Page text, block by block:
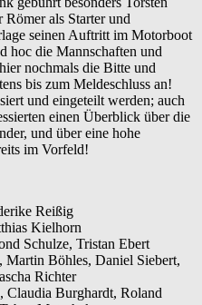
Römer als Starter und
seinen Auftritt im Motorboot
hoc die Mannschaften und
nochmals die Bitte und
bis zum Meldeschluss an!
und eingeteilt werden; auch
einen Überblick über die
und über eine hohe
im Vorfeld!
Reißig
Kielhorn
Schulze, Tristan Ebert
Böhles, Daniel Siebert,
Richter
Burghardt, Roland